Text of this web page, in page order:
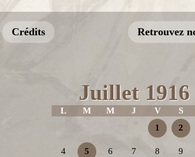
Crédits Retrouvez
Juillet 1916
L M M J V S
1
2
4 5 6 7 8 9